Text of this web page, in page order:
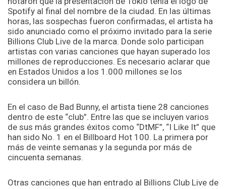
Spotify al final del nombre de la ciudad. En las últimas
horas, las sospechas fueron confirmadas, el artista ha
sido anunciado como el próximo invitado para la serie
Billions Club Live de la marca. Donde solo participan
artistas con varias canciones que hayan superado los
millones de reproducciones. Es necesario aclarar que
en Estados Unidos a los 1.000 millones se los
considera un billón.
En el caso de Bad Bunny, el artista tiene 28 canciones
dentro de este “club”. Entre las que se incluyen varios
de sus más grandes éxitos como “DtMF”, “I Like It” que
han sido No. 1 en el Billboard Hot 100. La primera por
más de veinte semanas y la segunda por más de
cincuenta semanas.
Otras canciones que han entrado al Billions Club Live de